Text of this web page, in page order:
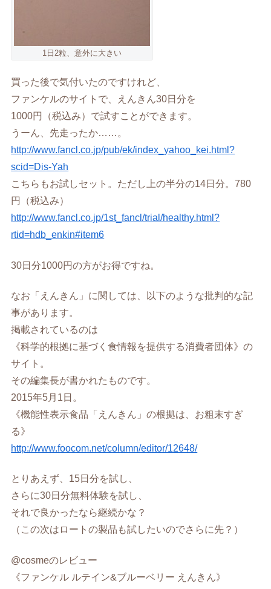
1日2粒、意外に大きい
買った後で気付いたのですけれど、
ファンケルのサイトで、えんきん30日分を
1000円（税込み）で試すことができます。
うーん、先走ったか……。
http://www.fancl.co.jp/pub/ek/index_yahoo_kei.html?
scid=Dis-Yah
こちらもお試しセット。ただし上の半分の14日分。780
円（税込み）
http://www.fancl.co.jp/1st_fancl/trial/healthy.html?
rtid=hdb_enkin#item6
30日分1000円の方がお得ですね。
なお「えんきん」に関しては、以下のような批判的な記
事があります。
掲載されているのは
《科学的根拠に基づく食情報を提供する消費者団体》の
サイト。
その編集長が書かれたものです。
2015年5月1日。
《機能性表示食品「えんきん」の根拠は、お粗末すぎ
る》
http://www.foocom.net/column/editor/12648/
とりあえず、15日分を試し、
さらに30日分無料体験を試し、
それで良かったなら継続かな？
（この次はロートの製品も試したいのでさらに先？）
@cosmeのレビュー
《ファンケル ルテイン&ブルーベリー えんきん》